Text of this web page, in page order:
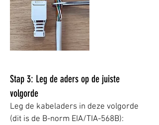
Stap 3: Leg de aders op de juiste
volgorde
Leg de kabeladers in deze volgorde
(dit is de B-norm EIA/TIA-568B):